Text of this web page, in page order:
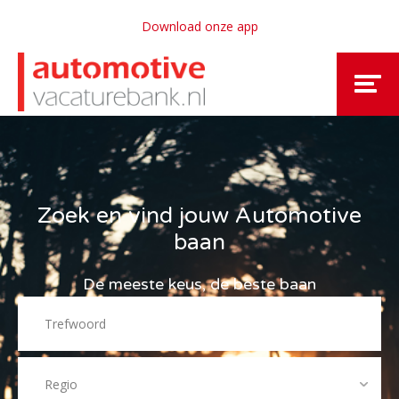
Download onze app
Zoek en vind jouw Automotive
baan
De meeste keus, de beste baan